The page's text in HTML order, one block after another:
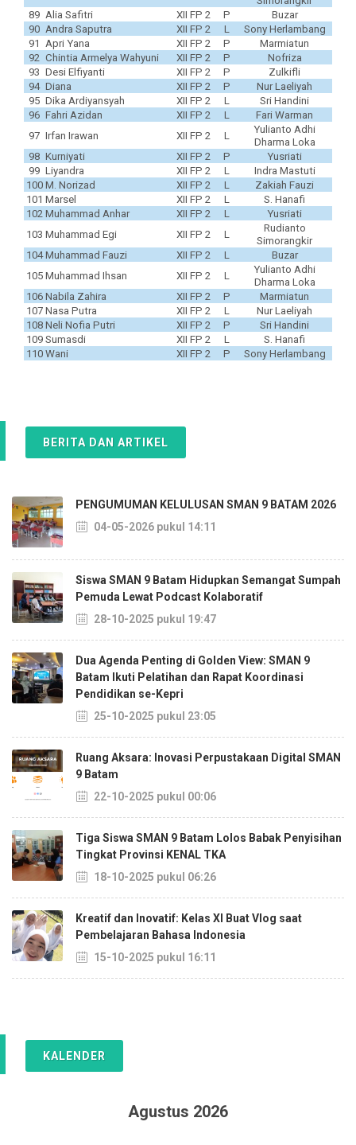
89 Alia Safitri XII FP 2 P
Buzar
90 Andra Saputra XII FP 2 L
Sony Herlambang
91 Apri Yana XII FP 2 P
Marmiatun
92 Chintia Armelya Wahyuni XII FP 2 P
Nofriza
93 Desi Elfiyanti XII FP 2 P
Zulkifli
94 Diana XII FP 2 P
Nur Laeliyah
95 Dika Ardiyansyah XII FP 2 L
Sri Handini
96 Fahri Azidan XII FP 2 L
Fari Warman
97 Irfan Irawan XII FP 2 L
Yulianto Adhi
Dharma Loka
98 Kurniyati XII FP 2 P
Yusriati
99 Liyandra XII FP 2 L
Indra Mastuti
100 M. Norizad XII FP 2 L
Zakiah Fauzi
101 Marsel XII FP 2 L
S. Hanafi
102 Muhammad Anhar XII FP 2 L
Yusriati
103 Muhammad Egi XII FP 2 L
Rudianto
Simorangkir
104 Muhammad Fauzi XII FP 2 L
Buzar
105 Muhammad Ihsan XII FP 2 L
Yulianto Adhi
Dharma Loka
106 Nabila Zahira XII FP 2 P
Marmiatun
107 Nasa Putra XII FP 2 L
Nur Laeliyah
108 Neli Nofia Putri XII FP 2 P
Sri Handini
109 Sumasdi XII FP 2 L
S. Hanafi
110 Wani XII FP 2 P Sony Herlambang
BERITA DAN ARTIKEL
PENGUMUMAN KELULUSAN SMAN 9 BATAM 2026
04-05-2026 pukul 14:11
Siswa SMAN 9 Batam Hidupkan Semangat Sumpah
Pemuda Lewat Podcast Kolaboratif
28-10-2025 pukul 19:47
Dua Agenda Penting di Golden View: SMAN 9
Batam Ikuti Pelatihan dan Rapat Koordinasi
Pendidikan se-Kepri
25-10-2025 pukul 23:05
Ruang Aksara: Inovasi Perpustakaan Digital SMAN
9 Batam
22-10-2025 pukul 00:06
Tiga Siswa SMAN 9 Batam Lolos Babak Penyisihan
Tingkat Provinsi KENAL TKA
18-10-2025 pukul 06:26
Kreatif dan Inovatif: Kelas XI Buat Vlog saat
Pembelajaran Bahasa Indonesia
15-10-2025 pukul 16:11
KALENDER
Agustus 2026